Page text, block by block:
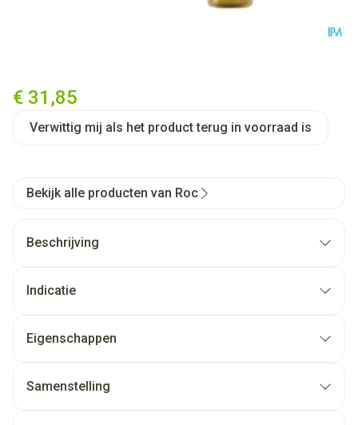
€ 31,85
Verwittig mij als het product terug in voorraad is
Bekijk alle producten van Roc
Beschrijving
Indicatie
Eigenschappen
Samenstelling